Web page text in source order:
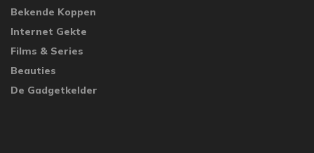
Bekende Koppen
Internet Gekte
Films & Series
Beauties
De Gadgetkelder